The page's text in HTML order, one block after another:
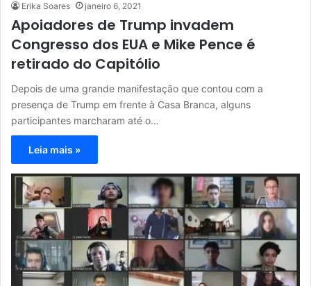
Erika Soares janeiro 6, 2021
Apoiadores de Trump invadem
Congresso dos EUA e Mike Pence é
retirado do Capitólio
Depois de uma grande manifestação que contou com a
presença de Trump em frente à Casa Branca, alguns
participantes marcharam até o…
Leia mais »